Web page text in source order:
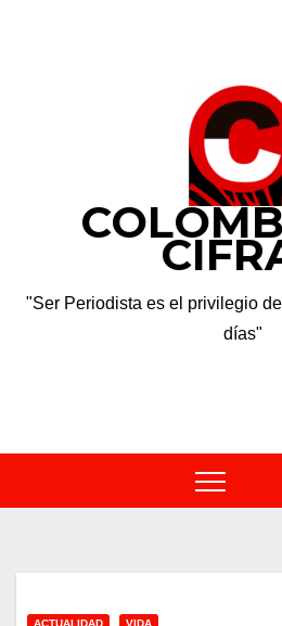
"Ser Periodista es el privilegio
días"
ACTUALIDAD VIDA